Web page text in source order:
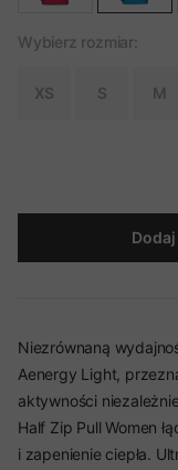
Wybierz rozmiar:
XS S M
Niezrównaną
Aenergy Light,
aktywności
Half Zip Pull Women
i zapenienie ciepła.